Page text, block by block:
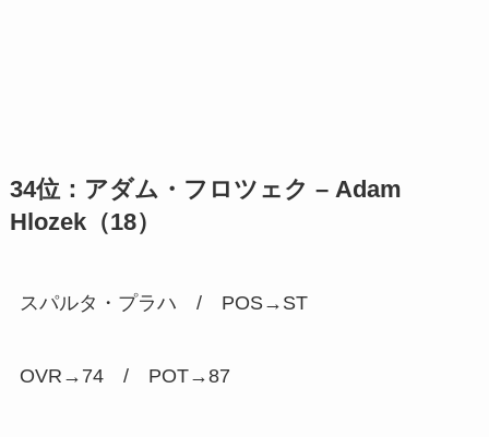
34位：アダム・フロツェク – Adam
Hlozek（18）
スパルタ・プラハ / POS→ST
OVR→74 / POT→87